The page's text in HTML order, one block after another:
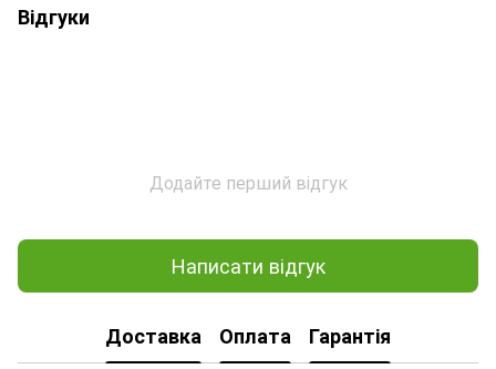
Відгуки
Додайте перший відгук
Написати відгук
Доставка Оплата Гарантія